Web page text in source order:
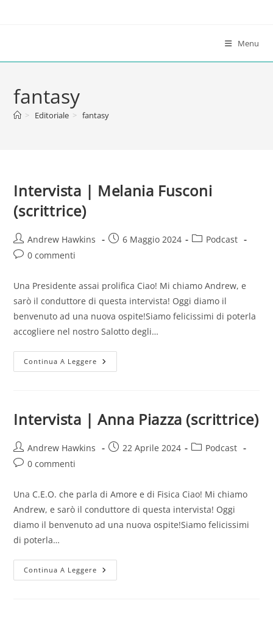
Menu
fantasy
> Editoriale > fantasy
Intervista | Melania Fusconi
(scrittrice)
Autore
dell'articolo:
Andrew Hawkins
Articolo6 Maggio 2024
Categoria
Podcast
Commenti
0 commenti
Una Presidente assai prolifica Ciao! Mi chiamo Andrew, e
sarò il conduttore di questa intervista! Oggi diamo il
benvenuto ad una nuova ospite!Siamo felicissimi di poterla
accogliere nel nostro Salotto degli…
Continua A Leggere Intervista
|
Intervista | Anna Piazza (scrittrice)
Autore
dell'articolo:
Andrew Hawkins
Articolo22 Aprile 2024
Categoria
Podcast
Commenti
0 commenti
Una C.E.O. che parla di Amore e di Fisica Ciao! Mi chiamo
Andrew, e sarò il conduttore di questa intervista! Oggi
diamo il benvenuto ad una nuova ospite!Siamo felicissimi
di poterla…
Continua A Leggere Intervista
|